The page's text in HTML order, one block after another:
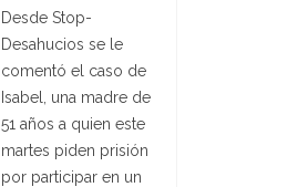
Desde Stop-
Desahucios se le
comentó el caso de
Isabel, una madre de
51 años a quien este
martes piden prisión
por participar en un